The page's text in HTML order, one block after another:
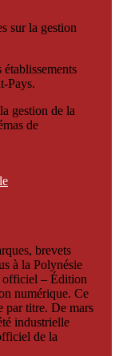
sur la gestion
Pays.
gestion de la
de
brevets
à la Polynésie
officiel – Édition
numérique. Ce
par titre. De mars
industrielle
de la